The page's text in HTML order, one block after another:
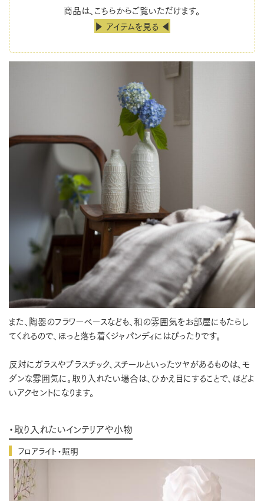
商品は、こちらからご覧いただけます。
▶ アイテムを見る ◀
また、陶器のフラワーベースなども、和の雰囲気をお部屋にもたらし
てくれるので、ほっと落ち着くジャパンディにはぴったりです。
反対にガラスやプラスチック、スチールといったツヤがあるものは、モ
ダンな雰囲気に。取り入れたい場合は、ひかえ目にすることで、ほどよ
いアクセントになります。
・取り入れたいインテリアや小物
フロアライト・照明